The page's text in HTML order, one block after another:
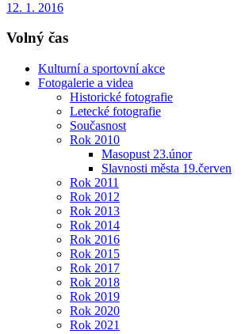
12. 1. 2016
Volný čas
Kulturní a sportovní akce
Fotogalerie a videa
Historické fotografie
Letecké fotografie
Současnost
Rok 2010
Masopust 23.únor
Slavnosti města 19.červen
Rok 2011
Rok 2012
Rok 2013
Rok 2014
Rok 2016
Rok 2015
Rok 2017
Rok 2018
Rok 2019
Rok 2020
Rok 2021